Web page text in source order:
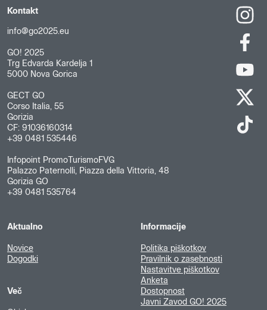
Kontakt
info@go2025.eu
GO! 2025
Trg Edvarda Kardelja 1
5000 Nova Gorica
GECT GO
Corso Italia, 55
Gorizia
CF: 91036160314
+39 0481 535446
Infopoint PromoTurismoFVG
Palazzo Paternolli, Piazza della Vittoria, 48
Gorizia GO
+39 0481 535764
Aktualno
Novice
Dogodki
Več
Informacije
Politika piškotkov
Pravilnik o zasebnosti
Nastavitve piškotkov
Anketa
Dostopnost
Javni Zavod GO! 2025